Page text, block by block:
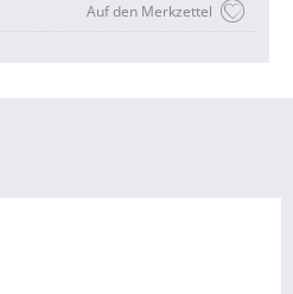
Auf den Merkzettel